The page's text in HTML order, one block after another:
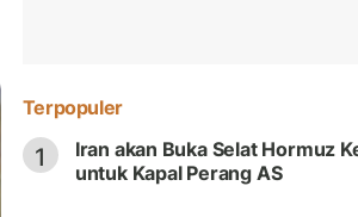
Terpopuler
1
Iran akan Buka Selat Hormuz
untuk Kapal Perang AS